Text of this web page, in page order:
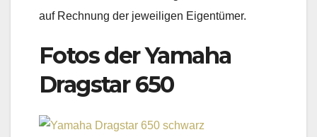
auf Rechnung der jeweiligen Eigentümer.
Fotos der Yamaha
Dragstar 650